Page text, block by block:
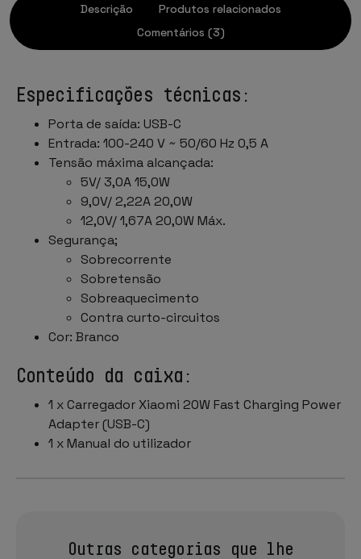
Descrição
Produtos relacionados
Comentários (3)
Especificações técnicas:
Porta de saída: USB-C
Entrada: 100-240 V ~ 50/60 Hz 0,5 A
Tensão máxima alcançada:
5V/ 3,0A 15,0W
9,0V/ 2,22A 20,0W
12,0V/ 1,67A 20,0W Máx.
Segurança;
Sobrecorrente
Sobretensão
Sobreaquecimento
Contra curto-circuitos
Cor: Branco
Conteúdo da caixa:
1 x Carregador Xiaomi 20W Fast Charging Power
Adapter (USB-C)
1 x Manual do utilizador
Outras categorias que lhe